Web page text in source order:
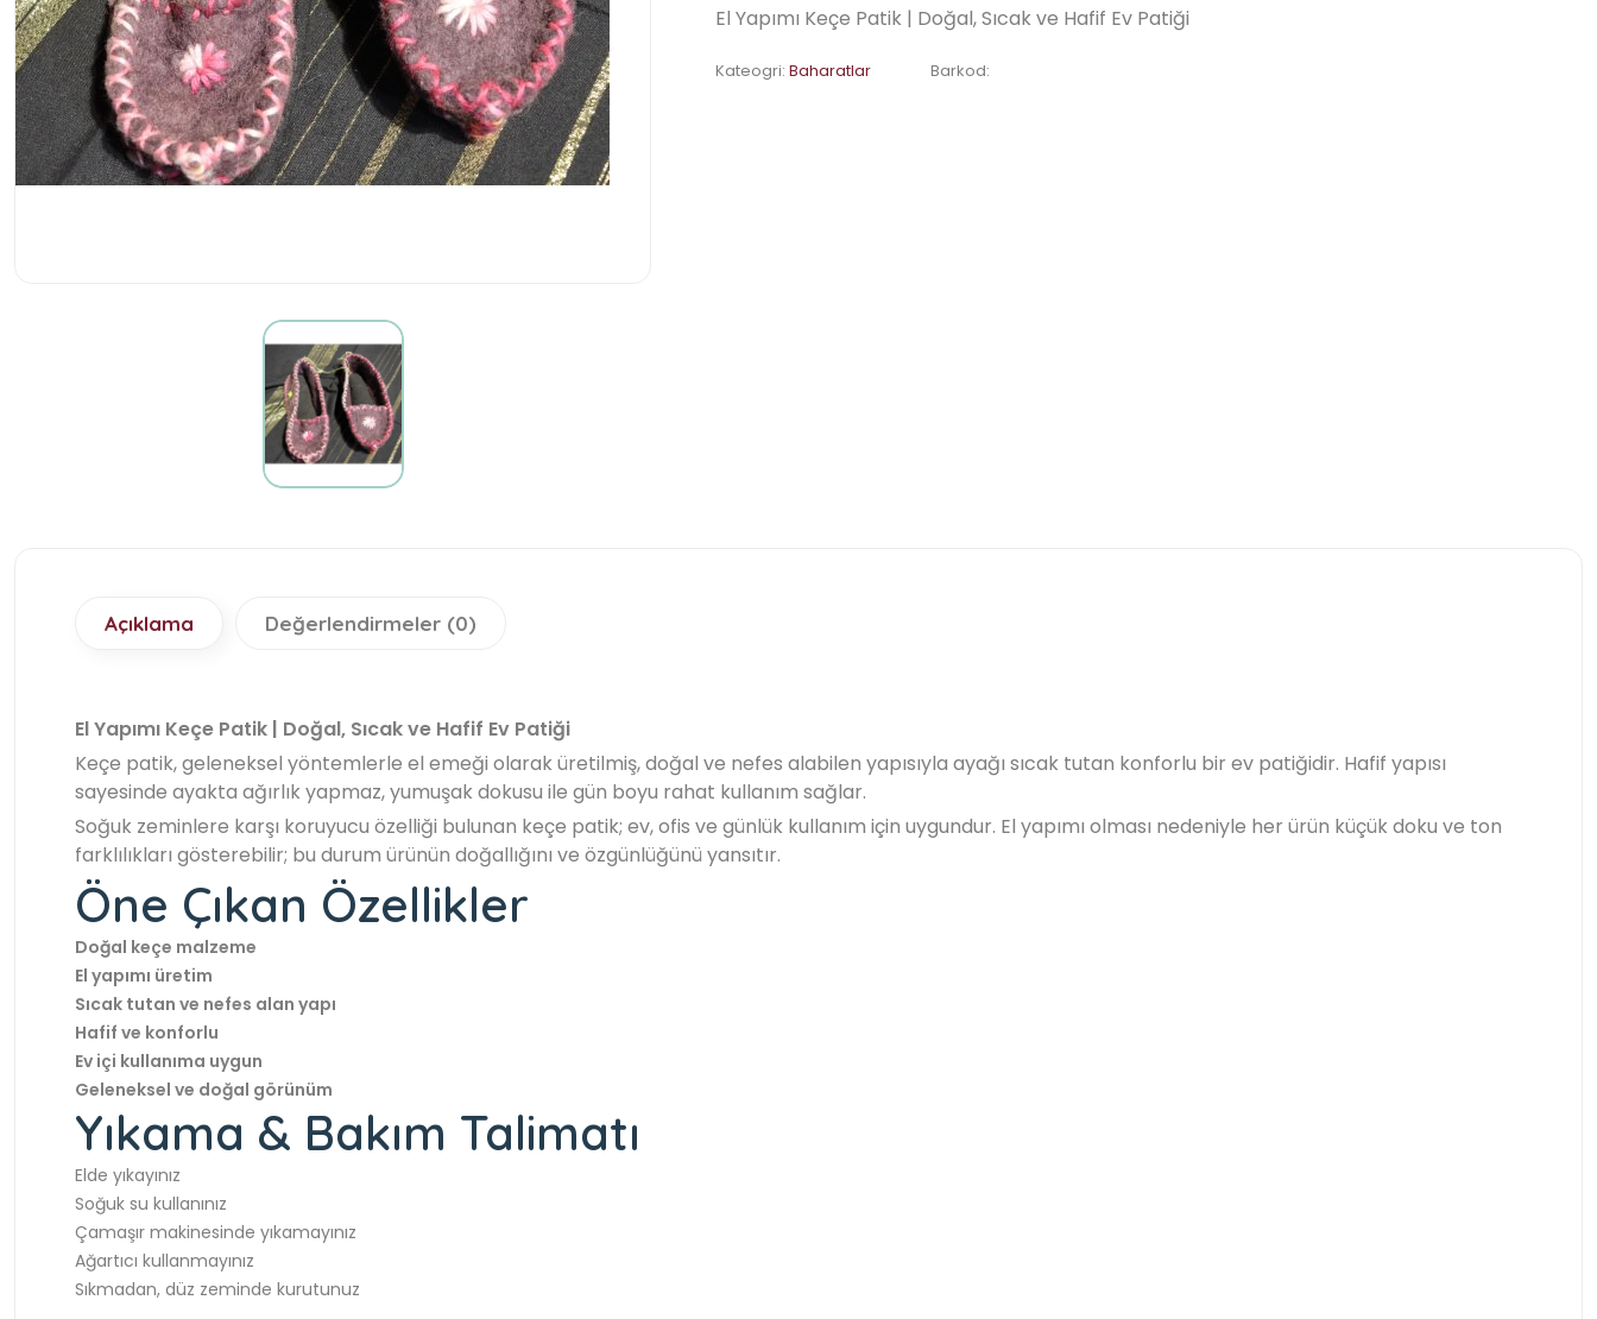
El Yapımı Keçe Patik | Doğal, Sıcak ve Hafif Ev Patiği
Kateogri: Baharatlar Barkod:
Açıklama Değerlendirmeler (0)
El Yapımı Keçe Patik | Doğal, Sıcak ve Hafif Ev Patiği
Keçe patik, geleneksel yöntemlerle el emeği olarak üretilmiş, doğal ve nefes alabilen yapısıyla ayağı sıcak tutan konforlu bir ev patiğidir. Hafif yapısı
sayesinde ayakta ağırlık yapmaz, yumuşak dokusu ile gün boyu rahat kullanım sağlar.
Soğuk zeminlere karşı koruyucu özelliği bulunan keçe patik; ev, ofis ve günlük kullanım için uygundur. El yapımı olması nedeniyle her ürün küçük doku ve ton
farklılıkları gösterebilir; bu durum ürünün doğallığını ve özgünlüğünü yansıtır.
Öne Çıkan Özellikler
Doğal keçe malzeme
El yapımı üretim
Sıcak tutan ve nefes alan yapı
Hafif ve konforlu
Ev içi kullanıma uygun
Geleneksel ve doğal görünüm
Yıkama & Bakım Talimatı
Elde yıkayınız
Soğuk su kullanınız
Çamaşır makinesinde yıkamayınız
Ağartıcı kullanmayınız
Sıkmadan, düz zeminde kurutunuz